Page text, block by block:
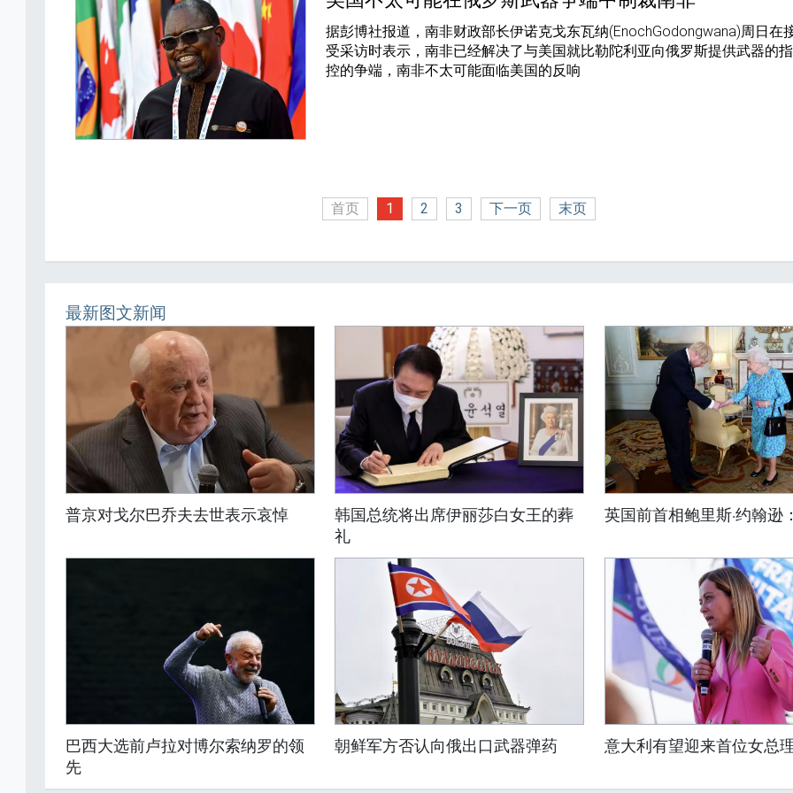
据彭博社报道，南非财政部长伊诺克戈东瓦纳(EnochGodongwana)周日在
受采访时表示，南非已经解决了与美国就比勒陀利亚向俄罗斯提供武器的指
控的争端，南非不太可能面临美国的反响
首页 1 2 3 下一页 末页
最新图文新闻
普京对戈尔巴乔夫去世表示哀悼
韩国总统将出席伊丽莎白女王的葬
礼
英国前首相鲍里斯·约翰逊
巴西大选前卢拉对博尔索纳罗的领
先
朝鲜军方否认向俄出口武器弹药 意大利有望迎来首位女总